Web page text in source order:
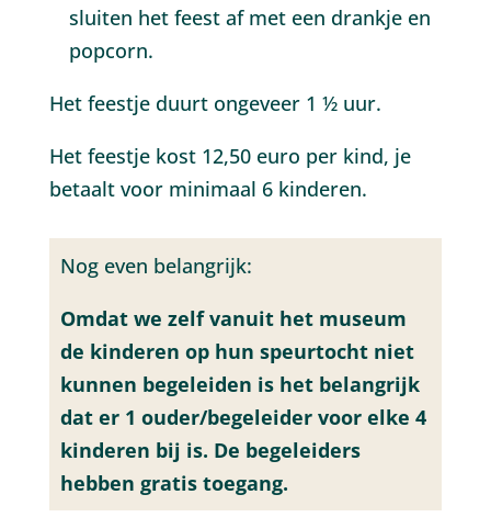
sluiten het feest af met een drankje en
popcorn.
Het feestje duurt ongeveer 1 ½ uur.
Het feestje kost 12,50 euro per kind, je
betaalt voor minimaal 6 kinderen.
Nog even belangrijk:
Omdat we zelf vanuit het museum
de kinderen op hun speurtocht niet
kunnen begeleiden is het belangrijk
dat er 1 ouder/begeleider voor elke 4
kinderen bij is. De begeleiders
hebben gratis toegang.